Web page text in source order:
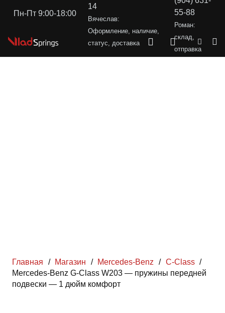
Пн-Пт 9:00-18:00
14
Вячеслав:
Оформление, наличие,
статус, доставка
55-88
Роман:
склад,
отправка
Главная / Магазин / Mercedes-Benz / C-Class /
Mercedes-Benz G-Class W203 — пружины передней
подвески — 1 дюйм комфорт